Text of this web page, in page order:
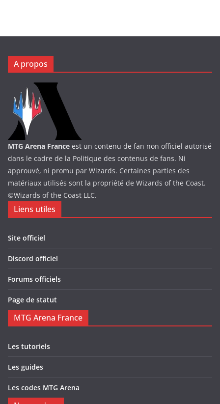
A propos
MTG Arena France est un contenu de fan non officiel autorisé
dans le cadre de la Politique des contenus de fans. Ni
approuvé, ni promu par Wizards. Certaines parties des
matériaux utilisés sont la propriété de Wizards of the Coast.
©Wizards of the Coast LLC.
Liens utiles
Site officiel
Discord officiel
Forums officiels
Page de statut
MTG Arena France
Les tutoriels
Les guides
Les codes MTG Arena